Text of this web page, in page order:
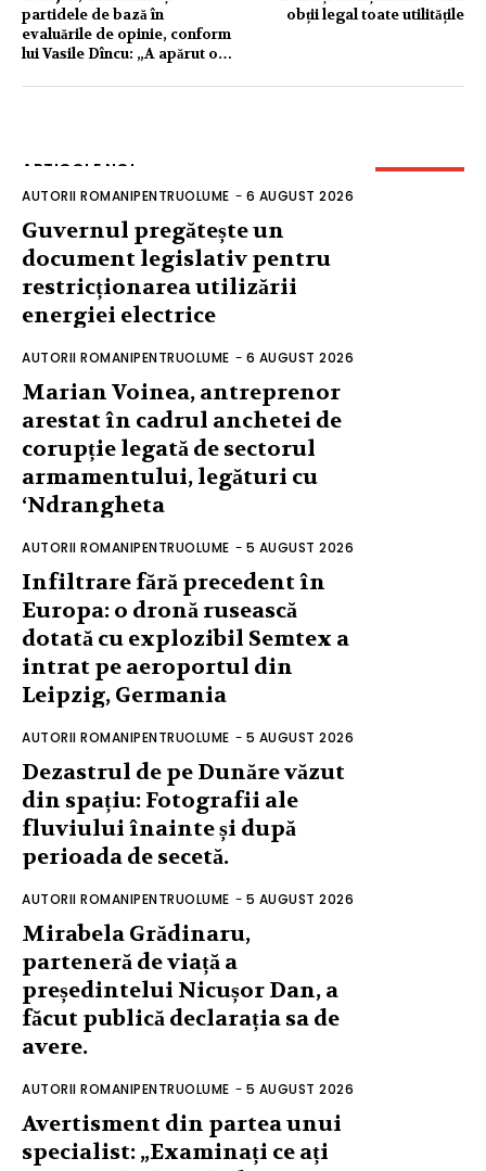
partidele de bază în
evaluările de opinie, conform
lui Vasile Dîncu: „A apărut o…
obții legal toate utilitățile
ARTICOLE NOI
AUTORII ROMANIPENTRUOLUME - 6 AUGUST 2026
Guvernul pregătește un
document legislativ pentru
restricționarea utilizării
energiei electrice
AUTORII ROMANIPENTRUOLUME - 6 AUGUST 2026
Marian Voinea, antreprenor
arestat în cadrul anchetei de
corupție legată de sectorul
armamentului, legături cu
‘Ndrangheta
AUTORII ROMANIPENTRUOLUME - 5 AUGUST 2026
Infiltrare fără precedent în
Europa: o dronă rusească
dotată cu explozibil Semtex a
intrat pe aeroportul din
Leipzig, Germania
AUTORII ROMANIPENTRUOLUME - 5 AUGUST 2026
Dezastrul de pe Dunăre văzut
din spațiu: Fotografii ale
fluviului înainte și după
perioada de secetă.
AUTORII ROMANIPENTRUOLUME - 5 AUGUST 2026
Mirabela Grădinaru,
parteneră de viață a
președintelui Nicușor Dan, a
făcut publică declarația sa de
avere.
AUTORII ROMANIPENTRUOLUME - 5 AUGUST 2026
Avertisment din partea unui
specialist: „Examinați ce ați